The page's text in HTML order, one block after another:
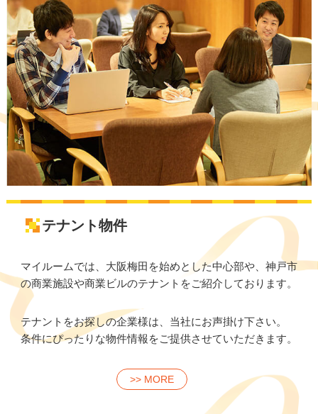
テナント物件
マイルームでは、大阪梅田を始めとした中心部や、神戸市
の商業施設や商業ビルのテナントをご紹介しております。
テナントをお探しの企業様は、当社にお声掛け下さい。
条件にぴったりな物件情報をご提供させていただきます。
>> MORE